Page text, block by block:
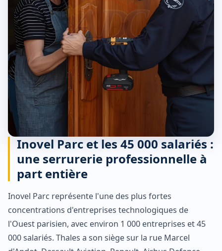
Inovel Parc et les 45 000 salariés :
une serrurerie professionnelle à
part entière
Inovel Parc représente l'une des plus fortes
concentrations d'entreprises technologiques de
l'Ouest parisien, avec environ 1 000 entreprises et 45
000 salariés. Thales a son siège sur la rue Marcel